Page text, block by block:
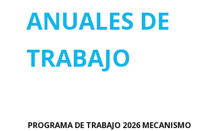
ANUALES DE
TRABAJO
PROGRAMA DE TRABAJO 2026 MECANISMO